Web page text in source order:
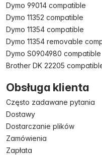
Dymo 99014 compatible
Dymo 11352 compatible
Dymo 11354 compatible
Dymo 11354 removable
Dymo S0904980 compatible
Brother DK 22205
Obsługa klienta
Często zadawane pytania
Dostawy
Dostarczanie plików
Zamówienia
Zapłata